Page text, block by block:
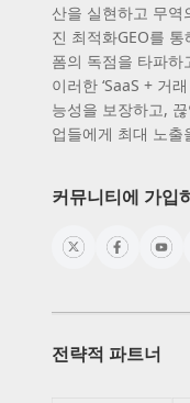
산을 실현하고 무역
진 최적화GEO를
폼의 독점을 타파
이러한 ‘SaaS + 거
능성을 보장하고,
업들에게 최대 노출
커뮤니티에 가입
전략적 파트너